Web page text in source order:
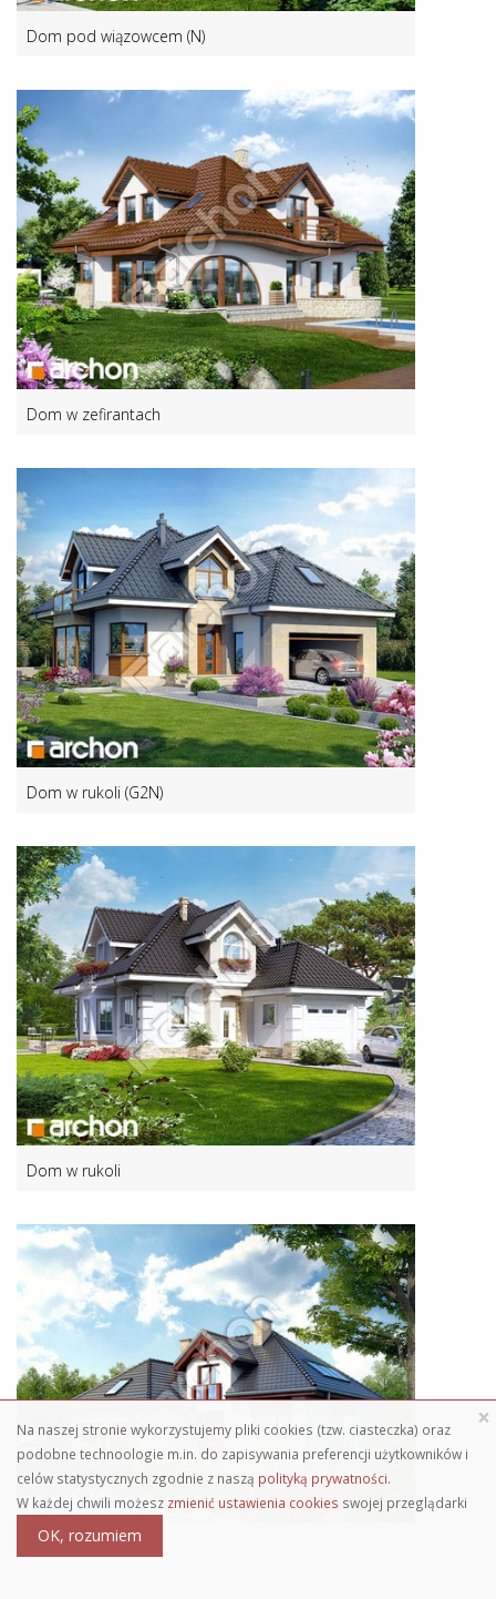
Dom pod wiązowcem (N)
Dom w zefirantach
Dom w rukoli (G2N)
Dom w rukoli
Dom w kalateach 2
×
Na naszej stronie wykorzystujemy pliki cookies (tzw. ciasteczka) oraz
podobne technoologie m.in. do zapisywania preferencji użytkowników i
celów statystycznych zgodnie z naszą polityką prywatności.
W każdej chwili możesz zmienić ustawienia cookies swojej przeglądarki
OK, rozumiem